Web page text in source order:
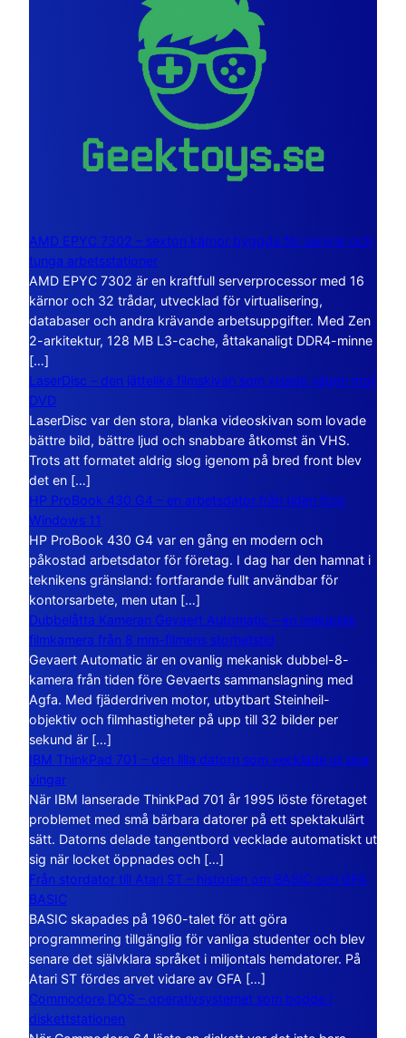
AMD EPYC 7302 – sexton kärnor byggda för servrar och
tunga arbetsstationer
AMD EPYC 7302 är en kraftfull serverprocessor med 16
kärnor och 32 trådar, utvecklad för virtualisering,
databaser och andra krävande arbetsuppgifter. Med Zen
2-arkitektur, 128 MB L3-cache, åttakanaligt DDR4-minne
[…]
LaserDisc – den jättelika filmskivan som visade vägen mot
DVD
LaserDisc var den stora, blanka videoskivan som lovade
bättre bild, bättre ljud och snabbare åtkomst än VHS.
Trots att formatet aldrig slog igenom på bred front blev
det en […]
HP ProBook 430 G4 – en arbetsdator från tiden före
Windows 11
HP ProBook 430 G4 var en gång en modern och
påkostad arbetsdator för företag. I dag har den hamnat i
teknikens gränsland: fortfarande fullt användbar för
kontorsarbete, men utan […]
Dubbelåtta Kameran Gevaert Automatic – en mekanisk
filmkamera från 8 mm-filmens storhetstid
Gevaert Automatic är en ovanlig mekanisk dubbel-8-
kamera från tiden före Gevaerts sammanslagning med
Agfa. Med fjäderdriven motor, utbytbart Steinheil-
objektiv och filmhastigheter på upp till 32 bilder per
sekund är […]
IBM ThinkPad 701 – den lilla datorn som vecklade ut sina
vingar
När IBM lanserade ThinkPad 701 år 1995 löste företaget
problemet med små bärbara datorer på ett spektakulärt
sätt. Datorns delade tangentbord vecklade automatiskt ut
sig när locket öppnades och […]
Från stordator till Atari ST – historien om BASIC och GFA
BASIC
BASIC skapades på 1960-talet för att göra
programmering tillgänglig för vanliga studenter och blev
senare det självklara språket i miljontals hemdatorer. På
Atari ST fördes arvet vidare av GFA […]
Commodore DOS – operativsystemet som bodde i
diskettstationen